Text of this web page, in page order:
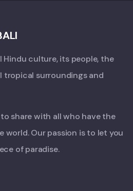
Hindu culture, its people, the
tropical surroundings and
share with all who have the
world. Our passion is to let you
of paradise.